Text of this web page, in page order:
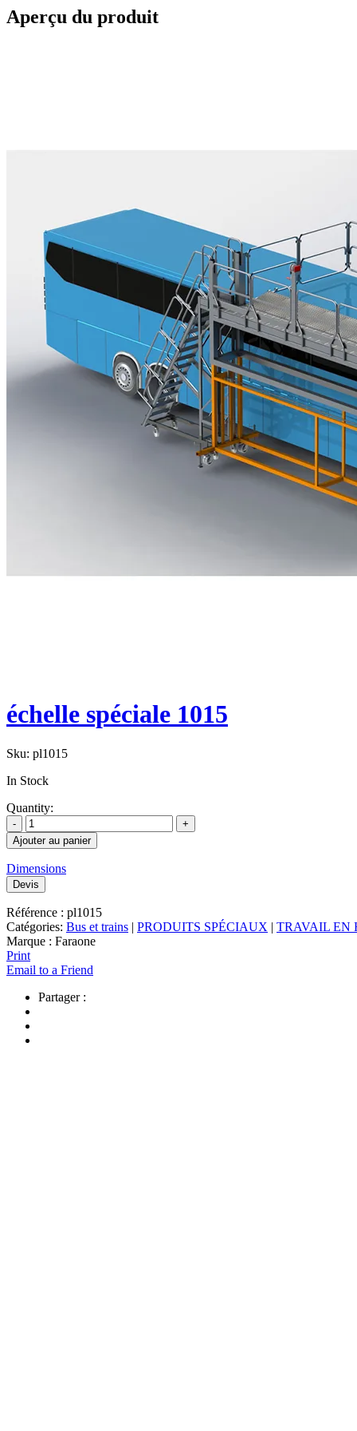
Aperçu du produit
échelle spéciale 1015
Sku: pl1015
In Stock
Quantity:
Ajouter au panier
Dimensions
Devis
Référence : pl1015
Catégories: Bus et trains | PRODUITS SPÉCIAUX | TRAVAIL EN
Marque : Faraone
Print
Email to a Friend
Partager :